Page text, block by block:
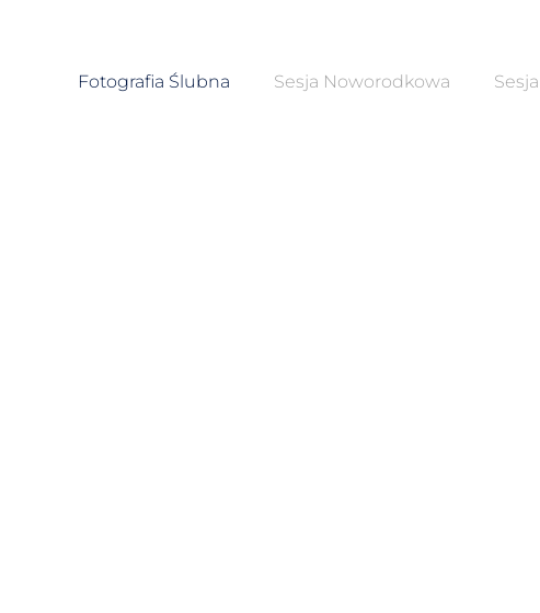
Fotografia Ślubna Sesja Noworodkowa